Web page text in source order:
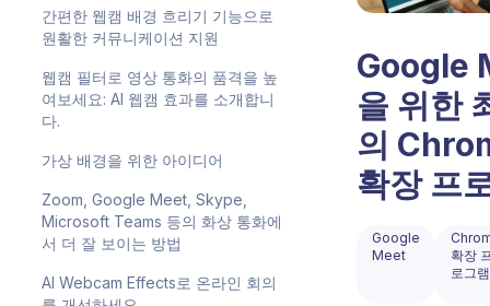
간편한 웹캠 배경 흐리기 기능으로
원활한 커뮤니케이션 지원
웹캠 필터로 영상 통화의 품격을 높
여보세요: AI 웹캠 효과를 소개합니
다.
가상 배경을 위한 아이디어
Zoom, Google Meet, Skype,
Microsoft Teams 등의 화상 통화에
서 더 잘 보이는 방법
AI Webcam Effects로 온라인 회의
Google
을 위한
의
확장 프
Google
Meet
확장
로그램